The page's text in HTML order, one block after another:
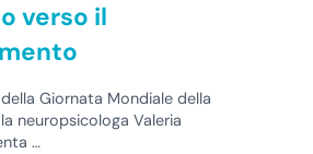
verso il
Giornata Mondiale della
neuropsicologa Valeria
…